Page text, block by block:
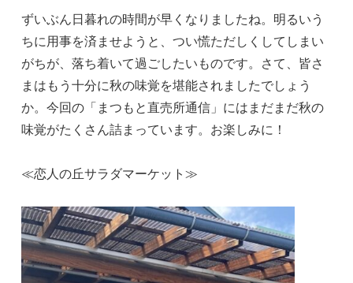
ずいぶん日暮れの時間が早くなりましたね。明るいう
ちに用事を済ませようと、つい慌ただしくしてしまい
がちが、落ち着いて過ごしたいものです。さて、皆さ
まはもう十分に秋の味覚を堪能されましたでしょう
か。今回の「まつもと直売所通信」にはまだまだ秋の
味覚がたくさん詰まっています。お楽しみに！
≪恋人の丘サラダマーケット≫